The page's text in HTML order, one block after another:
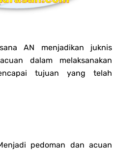
Refleksi Modul Pedagogik Akidah
2025
Refleksi Modul Pedagogik Al-
AN menjadikan juknis
dalam melaksanakan
tujuan yang telah
pedoman dan acuan